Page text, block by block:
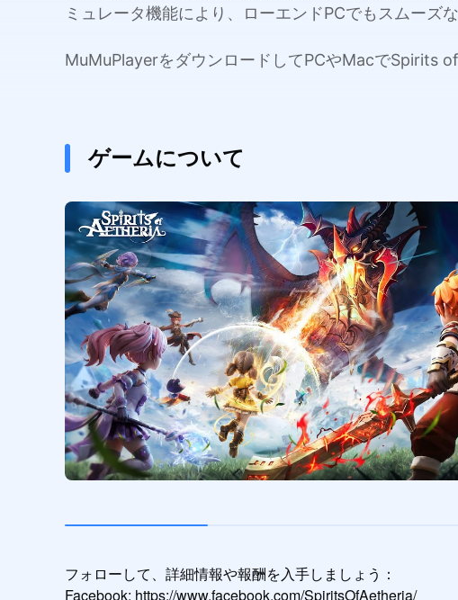
ミュレータ機能により、ローエンドPCでもスムーズ
MuMuPlayerをダウンロードしてPCやMacでSpirits
ゲームについて
フォローして、詳細情報や報酬を入手しましょう：
Facebook: https://www.facebook.com/SpiritsOfAetheria/